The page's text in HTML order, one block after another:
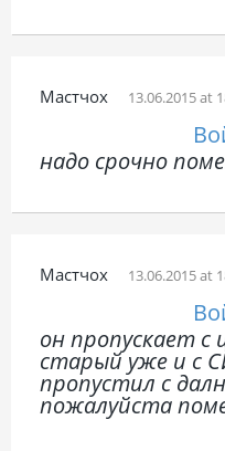
Мастчох 13.06.2015 at
надо срочно
Мастчох 13.06.2015 at
он пропускает с
старый уже и с
пропустил с
пожалуйста